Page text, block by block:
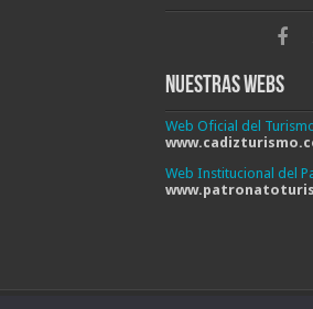
Nuestras Webs
Web Oficial del
Web Institucional del